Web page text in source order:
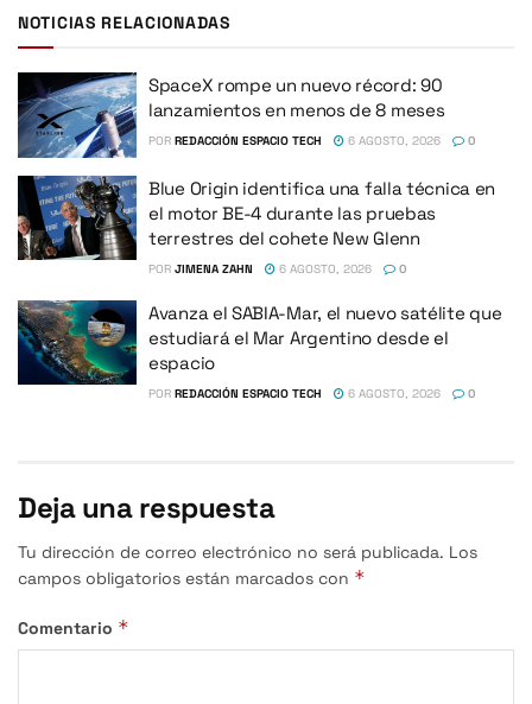
NOTICIAS RELACIONADAS
SpaceX rompe un nuevo récord: 90
lanzamientos en menos de 8 meses
POR REDACCIÓN ESPACIO TECH 6 AGOSTO, 2026 0
Blue Origin identifica una falla técnica en
el motor BE-4 durante las pruebas
terrestres del cohete New Glenn
POR JIMENA ZAHN 6 AGOSTO, 2026 0
Avanza el SABIA-Mar, el nuevo satélite que
estudiará el Mar Argentino desde el
espacio
POR REDACCIÓN ESPACIO TECH 6 AGOSTO, 2026 0
Deja una respuesta
Tu dirección de correo electrónico no será publicada. Los
campos obligatorios están marcados con *
Comentario *